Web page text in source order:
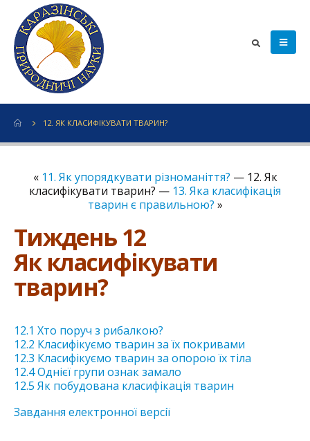
12. ЯК КЛАСИФІКУВАТИ ТВАРИН?
« 11. Як упорядкувати різноманіття? — 12. Як
класифікувати тварин? — 13. Яка класифікація
тварин є правильною? »
Тиждень 12
Як класифікувати
тварин?
12.1 Хто поруч з рибалкою?
12.2 Класифікуємо тварин за їх покривами
12.3 Класифікуємо тварин за опорою їх тіла
12.4 Однієї групи ознак замало
12.5 Як побудована класифікація тварин
Завдання електронної версії